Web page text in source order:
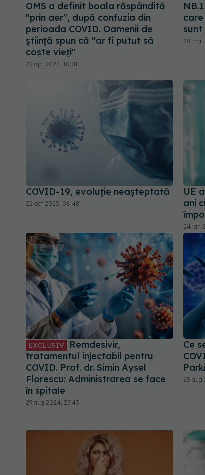
OMS a definit boala răspândită
"prin aer", după confuzia din
perioada COVID. Oamenii de
știință spun că "ar fi putut să
coste vieți"
22 apr 2024, 10:01
care
sunt
28 mai
COVID-19, evoluție neașteptată
22 oct 2025, 08:48
UE
ani
24 ian
EXCLUSIV
Remdesivir,
tratamentul injectabil pentru
COVID. Prof. dr. Simin Aysel
Florescu: Administrarea se face
în spitale
29 aug 2024, 23:43
Ce
25 aug